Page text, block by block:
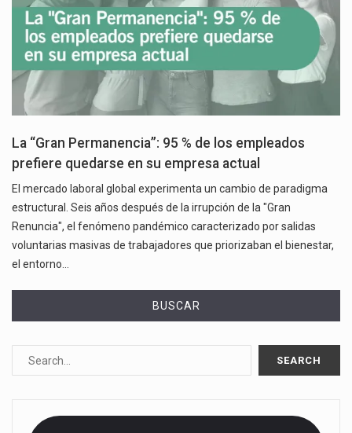
La “Gran Permanencia”: 95 % de los empleados
prefiere quedarse en su empresa actual
El mercado laboral global experimenta un cambio de paradigma
estructural. Seis años después de la irrupción de la "Gran
Renuncia", el fenómeno pandémico caracterizado por salidas
voluntarias masivas de trabajadores que priorizaban el bienestar,
el entorno…
BUSCAR